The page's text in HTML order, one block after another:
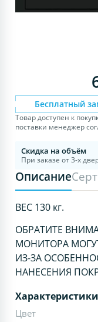
Бесплатный
Товар доступен к
поставки менеджер
Скидка на объём
При заказе от 3-х
Описание
ВЕС 130 кг.
ОБРАТИТЕ
МОНИТОРА
ИЗ-ЗА
НАНЕСЕНИЯ
Характеристики
Цвет